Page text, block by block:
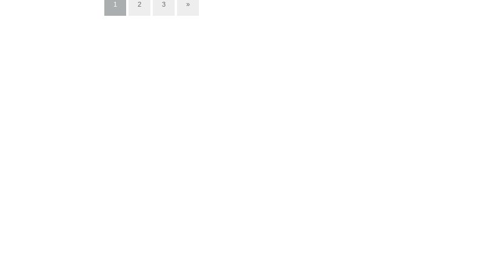
1 2 3 »